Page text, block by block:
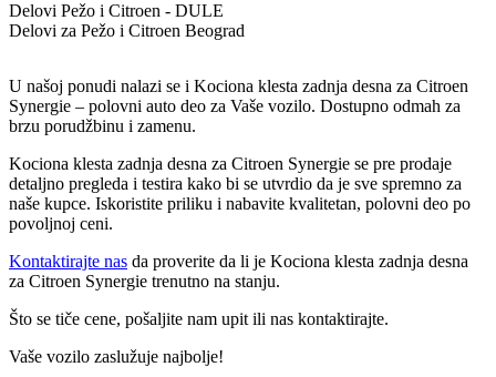
Delovi Pežo i Citroen - DULE
Delovi za Pežo i Citroen Beograd
U našoj ponudi nalazi se i Kociona klesta zadnja desna za Citroen
Synergie – polovni auto deo za Vaše vozilo. Dostupno odmah za
brzu porudžbinu i zamenu.
Kociona klesta zadnja desna za Citroen Synergie se pre prodaje
detaljno pregleda i testira kako bi se utvrdio da je sve spremno za
naše kupce. Iskoristite priliku i nabavite kvalitetan, polovni deo po
povoljnoj ceni.
Kontaktirajte nas da proverite da li je Kociona klesta zadnja desna
za Citroen Synergie trenutno na stanju.
Što se tiče cene, pošaljite nam upit ili nas kontaktirajte.
Vaše vozilo zaslužuje najbolje!